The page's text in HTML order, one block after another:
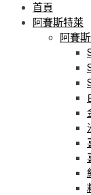
首頁
阿賽斯特萊
阿賽